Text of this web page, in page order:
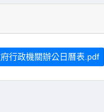
行政機關辦公日曆表.pdf